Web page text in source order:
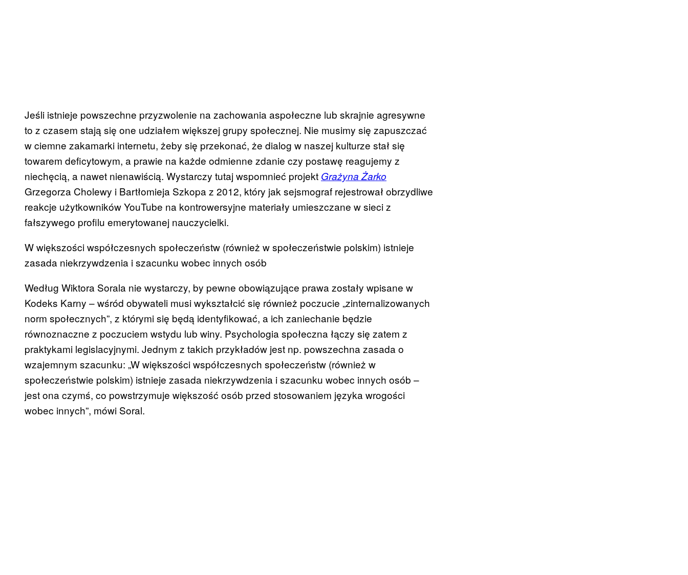
Jeśli istnieje powszechne przyzwolenie na zachowania aspołeczne lub skrajnie agresywne
to z czasem stają się one udziałem większej grupy społecznej. Nie musimy się zapuszczać
w ciemne zakamarki internetu, żeby się przekonać, że dialog w naszej kulturze stał się
towarem deficytowym, a prawie na każde odmienne zdanie czy postawę reagujemy z
niechęcią, a nawet nienawiścią. Wystarczy tutaj wspomnieć projekt Grażyna Żarko
Grzegorza Cholewy i Bartłomieja Szkopa z 2012, który jak sejsmograf rejestrował obrzydliwe
reakcje użytkowników YouTube na kontrowersyjne materiały umieszczane w sieci z
fałszywego profilu emerytowanej nauczycielki.
W większości współczesnych społeczeństw (również w społeczeństwie polskim) istnieje
zasada niekrzywdzenia i szacunku wobec innych osób
Według Wiktora Sorala nie wystarczy, by pewne obowiązujące prawa zostały wpisane w
Kodeks Karny – wśród obywateli musi wykształcić się również poczucie „zinternalizowanych
norm społecznych”, z którymi się będą identyfikować, a ich zaniechanie będzie
równoznaczne z poczuciem wstydu lub winy. Psychologia społeczna łączy się zatem z
praktykami legislacyjnymi. Jednym z takich przykładów jest np. powszechna zasada o
wzajemnym szacunku: „W większości współczesnych społeczeństw (również w
społeczeństwie polskim) istnieje zasada niekrzywdzenia i szacunku wobec innych osób –
jest ona czymś, co powstrzymuje większość osób przed stosowaniem języka wrogości
wobec innych”, mówi Soral.